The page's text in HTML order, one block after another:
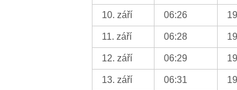
10. září 06:26
11. září 06:28
12. září 06:29
13. září 06:31